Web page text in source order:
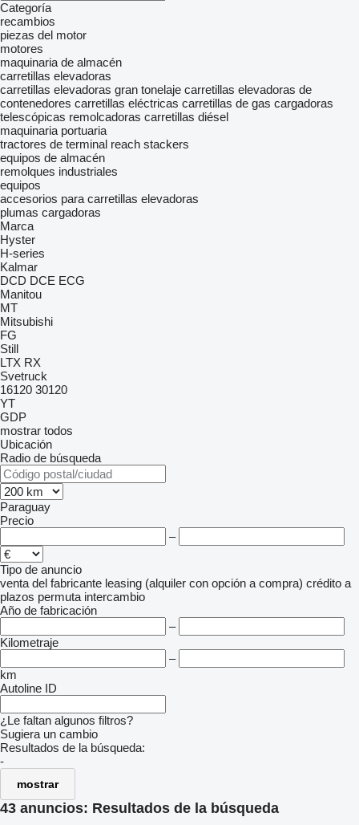
Categoría
recambios
piezas del motor
motores
maquinaria de almacén
carretillas elevadoras
carretillas elevadoras gran tonelaje carretillas elevadoras de
contenedores carretillas eléctricas carretillas de gas cargadoras
telescópicas remolcadoras carretillas diésel
maquinaria portuaria
tractores de terminal reach stackers
equipos de almacén
remolques industriales
equipos
accesorios para carretillas elevadoras
plumas cargadoras
Marca
Hyster
H-series
Kalmar
DCD DCE ECG
Manitou
MT
Mitsubishi
FG
Still
LTX RX
Svetruck
16120 30120
YT
GDP
mostrar todos
Ubicación
Radio de búsqueda
Paraguay
Precio
–
Tipo de anuncio
venta del fabricante leasing (alquiler con opción a compra) crédito a
plazos permuta intercambio
Año de fabricación
–
Kilometraje
–
km
Autoline ID
¿Le faltan algunos filtros?
Sugiera un cambio
Resultados de la búsqueda:
-
mostrar
43 anuncios: Resultados de la búsqueda